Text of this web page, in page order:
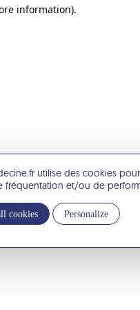
utilise des cookies
fréquentation et/ou de
cookies Personalize
information).